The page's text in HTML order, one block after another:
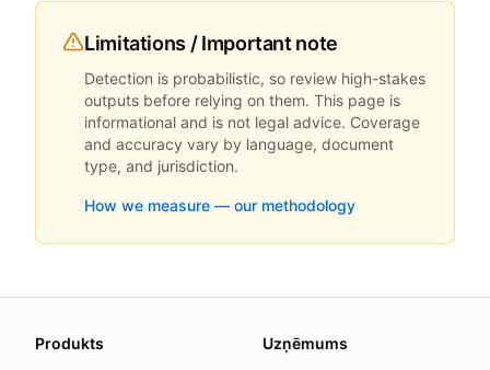
Limitations / Important note
Detection is probabilistic, so review high-stakes
outputs before relying on them. This page is
informational and is not legal advice. Coverage
and accuracy vary by language, document
type, and jurisdiction.
How we measure — our methodology
We update this page when our platform or the law
Produkts Uzņēmums